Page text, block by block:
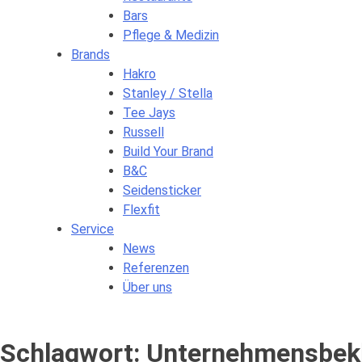
Bars
Pflege & Medizin
Brands
Hakro
Stanley / Stella
Tee Jays
Russell
Build Your Brand
B&C
Seidensticker
Flexfit
Service
News
Referenzen
Über uns
Schlagwort: